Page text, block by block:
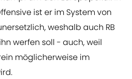
ist er im System von
weshalb auch RB
werfen soll - auch, weil
möglicherweise im